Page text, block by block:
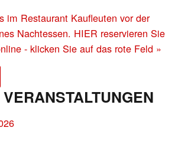
im Restaurant Kaufleuten vor der
Nachtessen. HIER reservieren Sie
- klicken Sie auf das rote Feld »